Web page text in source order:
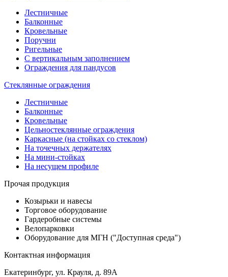
Лестничные
Балконные
Кровельные
Поручни
Ригельные
С вертикальным заполнением
Ограждения для пандусов
Стеклянные ограждения
Лестничные
Балконные
Кровельные
Цельностеклянные ограждения
Каркасные (на стойках со стеклом)
На точечных держателях
На мини-стойках
На несущем профиле
Прочая продукция
Козырьки и навесы
Торговое оборудование
Гардеробные системы
Велопарковки
Оборудование для МГН ("Доступная среда")
Контактная информация
Екатеринбург, ул. Крауля, д. 89А